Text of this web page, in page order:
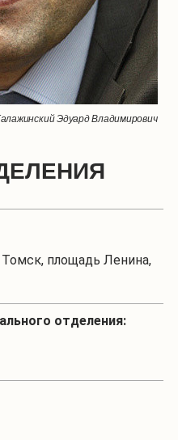
Эдуард Владимирович
Томск, площадь Ленина,
отделения: